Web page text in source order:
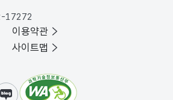
17272
이용약관
사이트맵